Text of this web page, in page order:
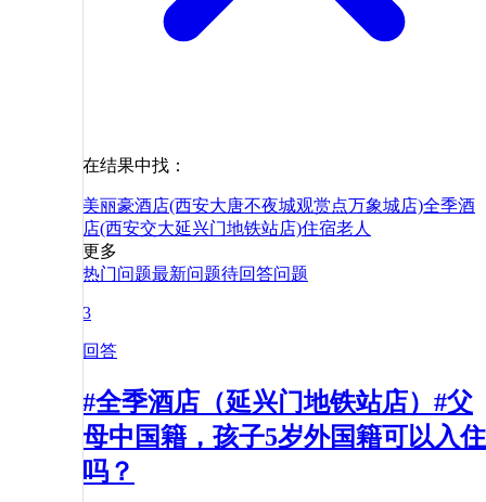
在结果中找：
美丽豪酒店(西安大唐不夜城观赏点万象城店)全季酒
店(西安交大延兴门地铁站店)住宿老人
更多
热门问题最新问题待回答问题
3
回答
#全季酒店（延兴门地铁站店）#父
母中国籍，孩子5岁外国籍可以入住
吗？